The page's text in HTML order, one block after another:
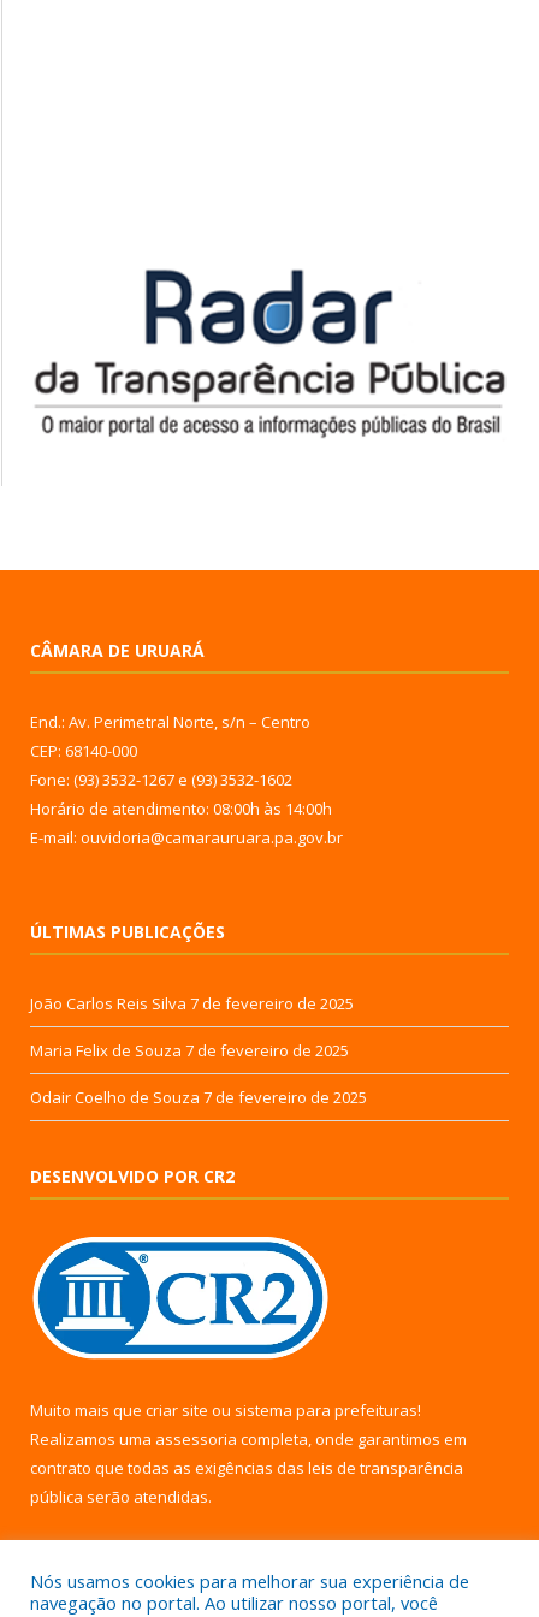
CÂMARA DE URUARÁ
End.: Av. Perimetral Norte, s/n – Centro
CEP: 68140-000
Fone: (93) 3532-1267 e (93) 3532-1602
Horário de atendimento: 08:00h às 14:00h
E-mail: ouvidoria@camarauruara.pa.gov.br
ÚLTIMAS PUBLICAÇÕES
João Carlos Reis Silva 7 de fevereiro de 2025
Maria Felix de Souza 7 de fevereiro de 2025
Odair Coelho de Souza 7 de fevereiro de 2025
DESENVOLVIDO POR CR2
Muito mais que criar site ou sistema para prefeituras!
Realizamos uma assessoria completa, onde garantimos em
contrato que todas as exigências das leis de transparência
pública serão atendidas.
Nós usamos cookies para melhorar sua experiência de
navegação no portal. Ao utilizar nosso portal, você